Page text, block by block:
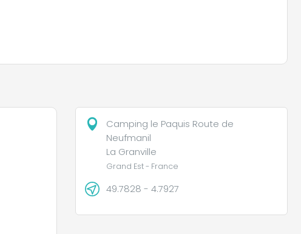
Camping le Paquis Route de
Neufmanil
La Granville
Grand Est - France
49.7828 - 4.7927